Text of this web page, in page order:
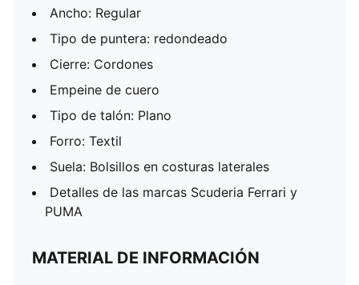
Ancho: Regular
Tipo de puntera: redondeado
Cierre: Cordones
Empeine de cuero
Tipo de talón: Plano
Forro: Textil
Suela: Bolsillos en costuras laterales
Detalles de las marcas Scuderia Ferrari y
PUMA
MATERIAL DE INFORMACIÓN